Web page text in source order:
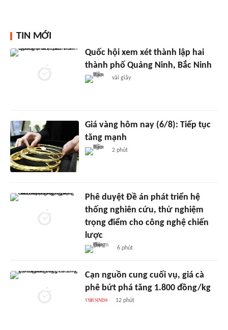
TIN MỚI
Quốc hội xem xét thành lập hai
thành phố Quảng Ninh, Bắc Ninh
vài giây
Giá vàng hôm nay (6/8): Tiếp tục
tăng mạnh
2 phút
Phê duyệt Đề án phát triển hệ
thống nghiên cứu, thử nghiệm
trọng điểm cho công nghệ chiến
lược
6 phút
Cạn nguồn cung cuối vụ, giá cà
phê bứt phá tăng 1.800 đồng/kg
12 phút